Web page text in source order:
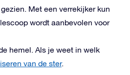
Met een verrekijker kun
wordt aanbevolen voor
hemel. Als je weet in welk
van de ster.